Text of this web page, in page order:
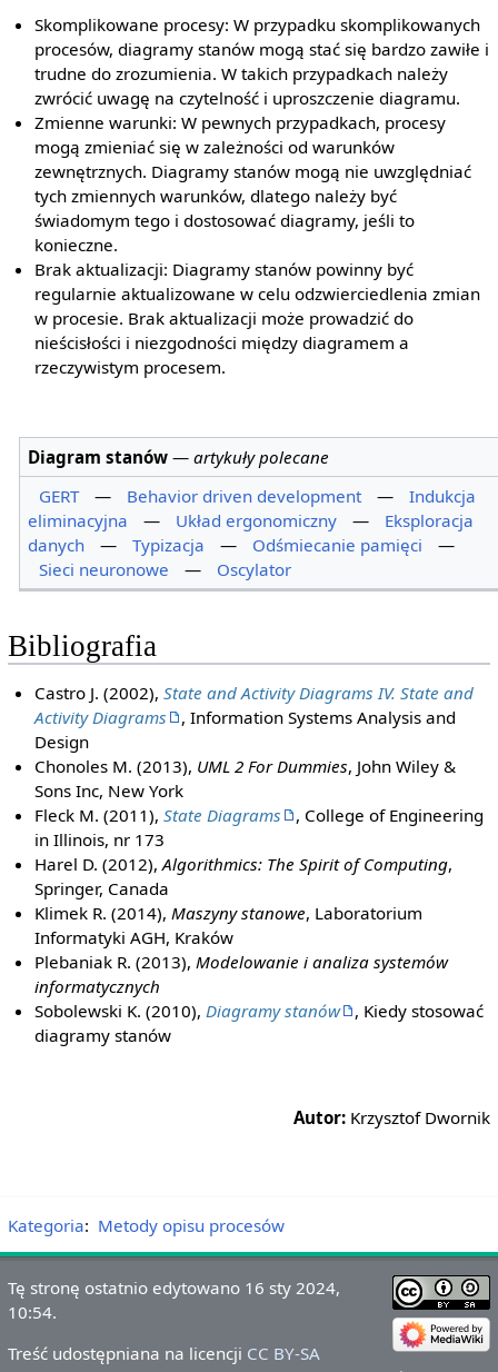
Skomplikowane procesy: W przypadku skomplikowanych
procesów, diagramy stanów mogą stać się bardzo zawiłe i
trudne do zrozumienia. W takich przypadkach należy
zwrócić uwagę na czytelność i uproszczenie diagramu.
Zmienne warunki: W pewnych przypadkach, procesy
mogą zmieniać się w zależności od warunków
zewnętrznych. Diagramy stanów mogą nie uwzględniać
tych zmiennych warunków, dlatego należy być
świadomym tego i dostosować diagramy, jeśli to
konieczne.
Brak aktualizacji: Diagramy stanów powinny być
regularnie aktualizowane w celu odzwierciedlenia zmian
w procesie. Brak aktualizacji może prowadzić do
nieścisłości i niezgodności między diagramem a
rzeczywistym procesem.
Diagram stanów —artykuły polecane
GERT
— Behavior driven development —
Indukcja
eliminacyjna
— Układ ergonomiczny —
Eksploracja
danych
— Typizacja — Odśmiecanie pamięci
—
Sieci neuronowe
— Oscylator
Bibliografia
Castro J. (2002),State and Activity Diagrams IV. State and
Activity Diagrams
, Information Systems Analysis and
Design
Chonoles M. (2013), UML 2 For Dummies, John Wiley &
Sons Inc, New York
Fleck M. (2011),State Diagrams
, College of Engineering
in Illinois, nr 173
Harel D. (2012),Algorithmics: The Spirit of Computing,
Springer, Canada
Klimek R. (2014), Maszyny stanowe, Laboratorium
Informatyki AGH, Kraków
Plebaniak R. (2013), Modelowanie i analiza systemów
informatycznych
Sobolewski K. (2010), Diagramy stanów
, Kiedy stosować
diagramy stanów
Autor: Krzysztof Dwornik
Kategoria: Metody opisu procesów
Tę stronę ostatnio edytowano 16 sty 2024,
10:54.
Treść udostępniana na licencji CC BY-SA